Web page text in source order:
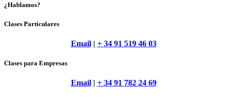
¿Hablamos?
Clases Particulares
Email| + 34 91 519 46 03
Clases para Empresas
Email| + 34 91 782 24 69